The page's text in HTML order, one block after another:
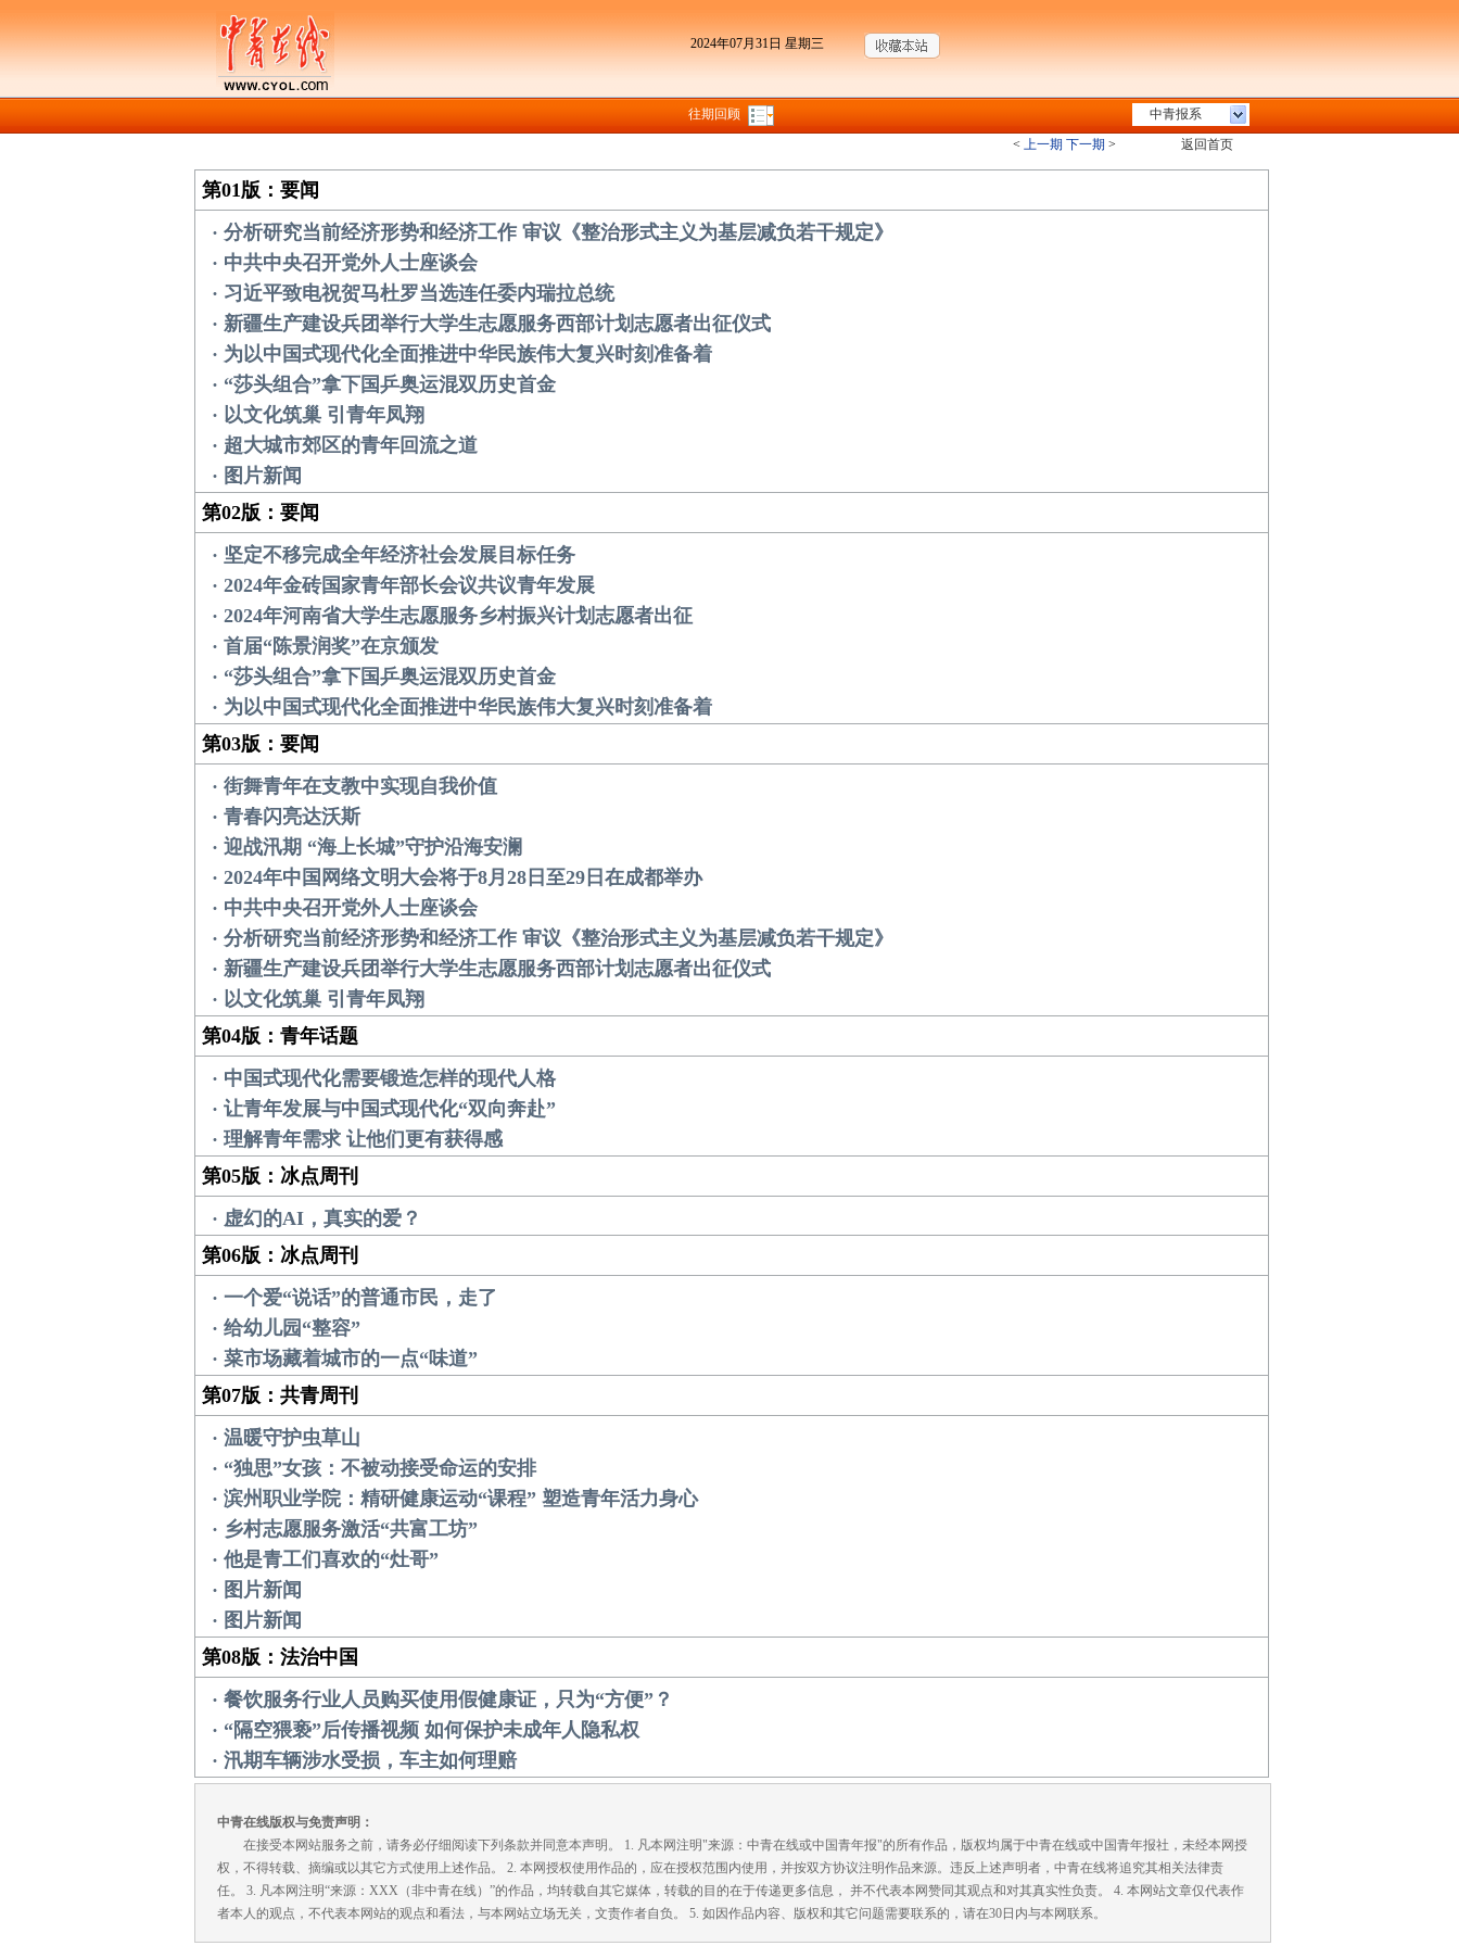
2024年07月31日 星期三
往期回顾
中青报系
< 上一期 下一期 > 返回首页
第01版：要闻
· 分析研究当前经济形势和经济工作 审议《整治形式主义为基层减负若干规定》
· 中共中央召开党外人士座谈会
· 习近平致电祝贺马杜罗当选连任委内瑞拉总统
· 新疆生产建设兵团举行大学生志愿服务西部计划志愿者出征仪式
· 为以中国式现代化全面推进中华民族伟大复兴时刻准备着
· “莎头组合”拿下国乒奥运混双历史首金
· 以文化筑巢 引青年凤翔
· 超大城市郊区的青年回流之道
· 图片新闻
第02版：要闻
· 坚定不移完成全年经济社会发展目标任务
· 2024年金砖国家青年部长会议共议青年发展
· 2024年河南省大学生志愿服务乡村振兴计划志愿者出征
· 首届“陈景润奖”在京颁发
· “莎头组合”拿下国乒奥运混双历史首金
· 为以中国式现代化全面推进中华民族伟大复兴时刻准备着
第03版：要闻
· 街舞青年在支教中实现自我价值
· 青春闪亮达沃斯
· 迎战汛期 “海上长城”守护沿海安澜
· 2024年中国网络文明大会将于8月28日至29日在成都举办
· 中共中央召开党外人士座谈会
· 分析研究当前经济形势和经济工作 审议《整治形式主义为基层减负若干规定》
· 新疆生产建设兵团举行大学生志愿服务西部计划志愿者出征仪式
· 以文化筑巢 引青年凤翔
第04版：青年话题
· 中国式现代化需要锻造怎样的现代人格
· 让青年发展与中国式现代化“双向奔赴”
· 理解青年需求 让他们更有获得感
第05版：冰点周刊
· 虚幻的AI，真实的爱？
第06版：冰点周刊
· 一个爱“说话”的普通市民，走了
· 给幼儿园“整容”
· 菜市场藏着城市的一点“味道”
第07版：共青周刊
· 温暖守护虫草山
· “独思”女孩：不被动接受命运的安排
· 滨州职业学院：精研健康运动“课程” 塑造青年活力身心
· 乡村志愿服务激活“共富工坊”
· 他是青工们喜欢的“灶哥”
· 图片新闻
· 图片新闻
第08版：法治中国
· 餐饮服务行业人员购买使用假健康证，只为“方便”？
· “隔空猥亵”后传播视频 如何保护未成年人隐私权
· 汛期车辆涉水受损，车主如何理赔
中青在线版权与免责声明：
在接受本网站服务之前，请务必仔细阅读下列条款并同意本声明。 1. 凡本网注明"来源：中青在线或中国青年报"的所有作品，版权均属于中青在线或中国青年报社，未经本网授
权，不得转载、摘编或以其它方式使用上述作品。 2. 本网授权使用作品的，应在授权范围内使用，并按双方协议注明作品来源。违反上述声明者，中青在线将追究其相关法律责
任。 3. 凡本网注明“来源：XXX（非中青在线）”的作品，均转载自其它媒体，转载的目的在于传递更多信息， 并不代表本网赞同其观点和对其真实性负责。 4. 本网站文章仅代表作
者本人的观点，不代表本网站的观点和看法，与本网站立场无关，文责作者自负。 5. 如因作品内容、版权和其它问题需要联系的，请在30日内与本网联系。